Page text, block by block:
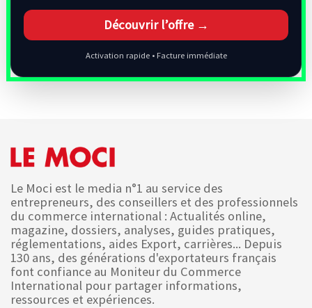
Découvrir l’offre →
Activation rapide • Facture immédiate
Le Moci est le media n°1 au service des
entrepreneurs, des conseillers et des professionnels
du commerce international : Actualités online,
magazine, dossiers, analyses, guides pratiques,
réglementations, aides Export, carrières... Depuis
130 ans, des générations d'exportateurs français
font confiance au Moniteur du Commerce
International pour partager informations,
ressources et expériences.